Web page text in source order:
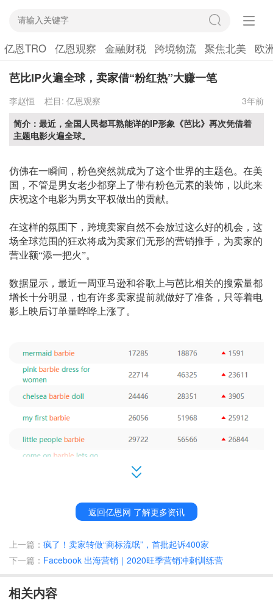
亿恩TRO 亿恩观察 金融财税 跨境物流 聚焦北美 欧
芭比IP火遍全球，卖家借“粉红热”大赚一笔
李赵恒 栏目: 亿恩观察
3年前
简介：最近，全国人民都耳熟能详的IP形象《芭比》再次凭借着
主题电影火遍全球。
仿佛在一瞬间，粉色突然就成为了这个世界的主题色。在美
国，不管是男女老少都穿上了带有粉色元素的装饰，以此来
庆祝这个电影为男女平权做出的贡献。
在这样的氛围下，跨境卖家自然不会放过这么好的机会，这
场全球范围的狂欢将成为卖家们无形的营销推手，为卖家的
营业额“添一把火”。
数据显示，最近一周亚马逊和谷歌上与芭比相关的搜索量都
增长十分明显，也有许多卖家提前就做好了准备，只等着电
影上映后订单量哗哗上涨了。
近日，就有一名独立站卖家分享了喜讯，称自己借助电影
据这名卖家透露，自己上周发现《芭比》电影在美国上映后
TikTok也刷到不少相关视频。
返回亿恩网 了解更多资讯
上一篇： 疯了！卖家转做“商标流氓”，首批起诉400家
下一篇： Facebook 出海营销｜2020旺季营销冲刺训练营
相关内容